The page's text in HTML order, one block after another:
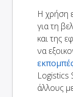
Η χρήση
για τη
και της
να
Logistics
άλλους